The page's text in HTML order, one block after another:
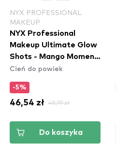
NYX PROFESSIONAL
MAKEUP
NYX Professional
Makeup Ultimate Glow
Shots - Mango Moment
(UGS09)
Cień do powiek
-5%
46,54 zł 48,99 zł
Do koszyka